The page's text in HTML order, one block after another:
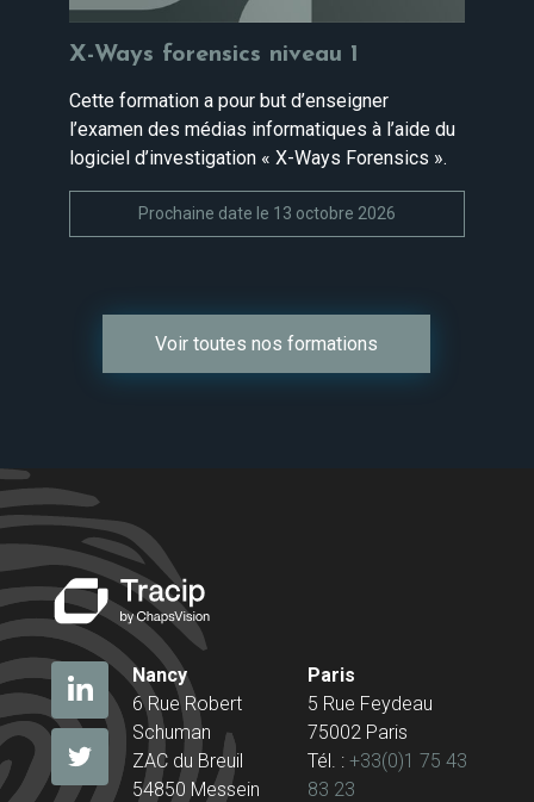
X-Ways forensics niveau 1
Cette formation a pour but d’enseigner
l’examen des médias informatiques à l’aide du
logiciel d’investigation « X-Ways Forensics ».
Prochaine date le 13 octobre 2026
Voir toutes nos formations
Nancy
6 Rue Robert
Schuman
ZAC du Breuil
54850 Messein
Paris
5 Rue Feydeau
75002 Paris
Tél. : +33(0)1 75 43
83 23